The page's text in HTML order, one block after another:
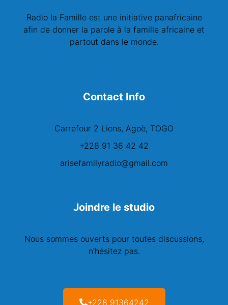
Radio la Famille est une initiative panafricaine
afin de donner la parole à la famille africaine et
partout dans le monde.
Contact Info
Carrefour 2 Lions, Agoè, TOGO
+228 91 36 42 42
arisefamilyradio@gmail.com
Joindre le studio
Nous sommes ouverts pour toutes discussions,
n’hésitez pas.
+228 91364242